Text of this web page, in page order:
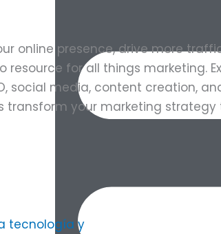
online presence, drive more
for all things marketing.
social media, content creation,
transform your marketing
tecnología y
Página
Página
Página
PáginaPágina